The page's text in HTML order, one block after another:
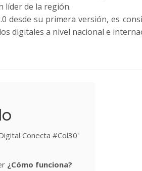
líder de la región.
desde su primera versión, es
digitales a nivel nacional e
Conecta #Col30'
¿Cómo funciona?